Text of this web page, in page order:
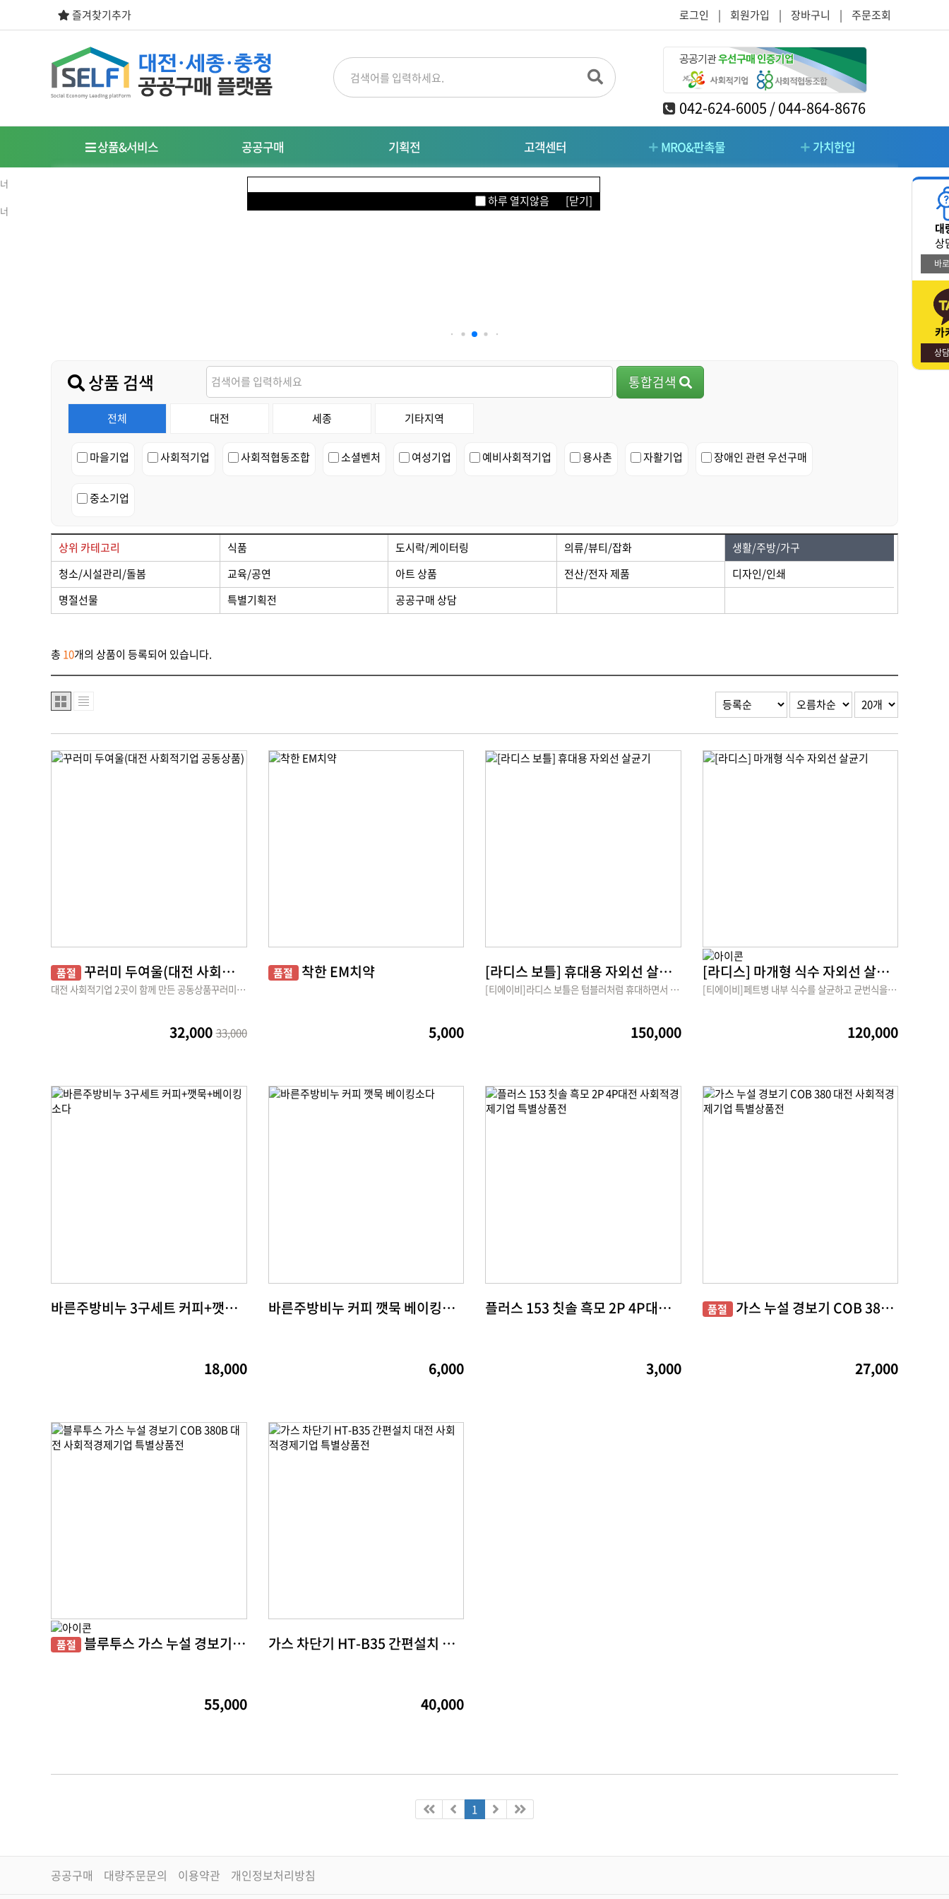
즐겨찾기추가 로그인 | 회원가입 | 장바구니 | 주문조회
042-624-6005 / 044-864-8676
상품&서비스 공공구매
우선구매제도
사회적경제기업이란?
기획전
명절선물
특별기획전
고객센터
공지사항
대량주문문의
MRO&판촉물 가치한입
가치플러스
상품 검색 통합검색
전체 대전 세종 기타지역
마을기업 사회적기업 사회적협동조합 소셜벤처 여성기업 예비사회적기업 용사촌 자활기업 장애인 관련 우선구매
중소기업
상위 카테고리 식품 도시락/케이터링 의류/뷰티/잡화
생활/주방/가구
청소/시설관리/돌봄
교육/공연 아트 상품 전산/전자 제품
디자인/인쇄
명절선물
특별기획전 공공구매 상담
총 10개의 상품이 등록되어 있습니다.
품절 꾸러미 두여울(대전 사회적기업 공동상품)
대전 사회적기업 2곳이 함께 만든 공동상품꾸러미입니다
33,000
32,000
품절 착한 EM치약
5,000
[라디스 보틀] 휴대용 자외선 살균기
[티에이비]라디스 보틀은 텀블러처럼 휴대하면서 식수는 물론 마스크, 악세사리, 유아용품 등 작은 물건들도 살균이 가능한 제품입니다.
150,000
[라디스] 마개형 식수 자외선 살균기
[티에이비]페트병 내부 식수를 살균하고 균번식을 억제하여 사용자에게 미생물로부터 안전한 물을 제공합니다.
120,000
바른주방비누 3구세트 커피+깻묵+베이킹소다
18,000
바른주방비누 커피 깻묵 베이킹소다
6,000
플러스 153 칫솔 흑모 2P 4P대전 사회적경제기업 특별상품전
3,000
품절 가스 누설 경보기 COB 380 대전 사회적경제기업 특별상품전
27,000
품절 블루투스 가스 누설 경보기 COB 380B 대전 사회적경제기업 특별상품전
55,000
가스 차단기 HT-B35 간편설치 대전 사회적경제기업 특별상품전
40,000
1
공공구매 대량주문문의 이용약관 개인정보처리방침
대
상
바
카
상
하루 열지않음 [닫기]